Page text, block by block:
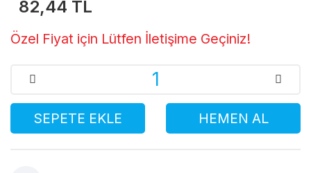
82,44 TL
Özel Fiyat için Lütfen İletişime Geçiniz!
SEPETE EKLE HEMEN AL